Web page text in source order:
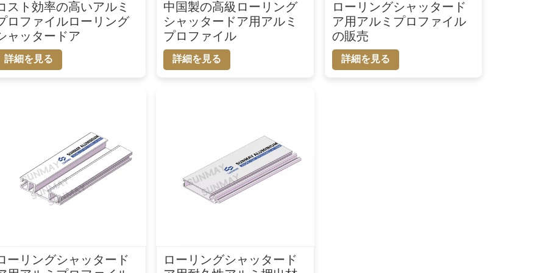
スト効率の高いアルミ
ロファイルローリング
ャッタードア
詳細を見る
中国製の高級ローリング
シャッタードア用アルミ
プロファイル
詳細を見る
ローリングシャッタード
ア用アルミプロファイル
の販売
詳細を見る
ーリングシャッタード
ローリングシャッタード